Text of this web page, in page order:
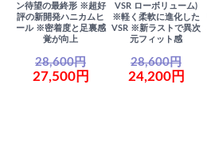
ン待望の最終形 ※超好
評の新開発ハニカムヒ
ール ※密着度と足裏感
覚が向上
28,600円
27,500円
VSR ローボリューム)
※軽く柔軟に進化した
VSR ※新ラストで異次
元フィット感
28,600円
24,200円